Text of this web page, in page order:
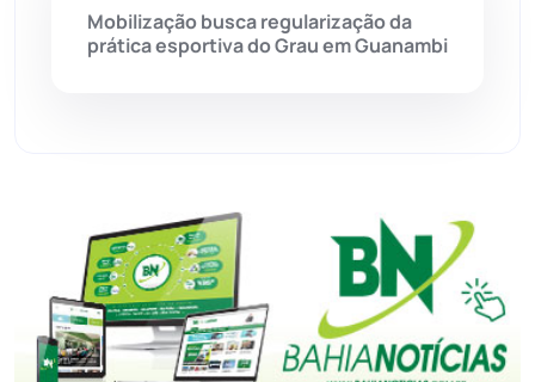
Urandi (156)
Mobilização busca regularização da
prática esportiva do Grau em Guanambi